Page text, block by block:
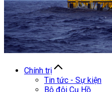
Chính trị
Tin tức - Sự kiện
Bộ đội Cụ Hồ